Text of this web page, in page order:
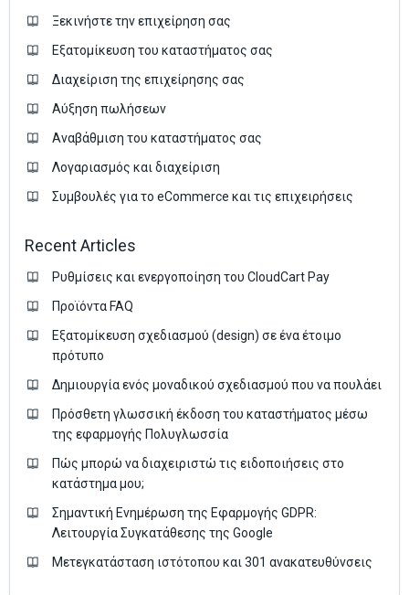
Ξεκινήστε την επιχείρηση σας
Εξατομίκευση του καταστήματος σας
Διαχείριση της επιχείρησης σας
Аύξηση πωλήσεων
Αναβάθμιση του καταστήματος σας
Λογαριασμός και διαχείριση
Συμβουλές για το eCommerce και τις επιχειρήσεις
Recent Articles
Ρυθμίσεις και ενεργοποίηση του CloudCart Pay
Προϊόντα FAQ
Εξατομίκευση σχεδιασμού (design) σε ένα έτοιμο
πρότυπο
Δημιουργία ενός μοναδικού σχεδιασμού που να πουλάει
Πρόσθετη γλωσσική έκδοση του καταστήματος μέσω
της εφαρμογής Πολυγλωσσία
Πώς μπορώ να διαχειριστώ τις ειδοποιήσεις στο
κατάστημα μου;
Σημαντική Ενημέρωση της Εφαρμογής GDPR:
Λειτουργία Συγκατάθεσης της Google
Μετεγκατάσταση ιστότοπου και 301 ανακατευθύνσεις